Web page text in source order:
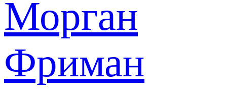
Морган
Фриман